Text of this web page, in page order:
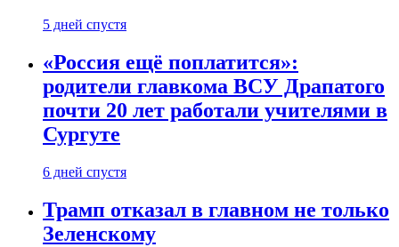
5 дней спустя
«Россия ещё поплатится»:
родители главкома ВСУ Драпатого
почти 20 лет работали учителями в
Сургуте
6 дней спустя
Трамп отказал в главном не только
Зеленскому